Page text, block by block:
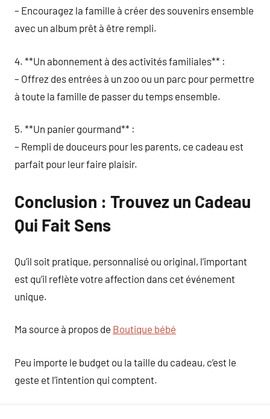
– Encouragez la famille à créer des souvenirs ensemble
avec un album prêt à être rempli.
4. **Un abonnement à des activités familiales** :
– Offrez des entrées à un zoo ou un parc pour permettre
à toute la famille de passer du temps ensemble.
5. **Un panier gourmand** :
– Rempli de douceurs pour les parents, ce cadeau est
parfait pour leur faire plaisir.
Conclusion : Trouvez un Cadeau
Qui Fait Sens
Qu’il soit pratique, personnalisé ou original, l’important
est qu’il reflète votre affection dans cet événement
unique.
Ma source à propos de Boutique bébé
Peu importe le budget ou la taille du cadeau, c’est le
geste et l’intention qui comptent.